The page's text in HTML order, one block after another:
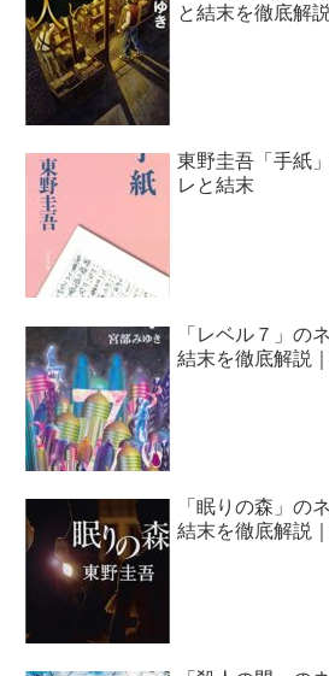
と結末を徹底解
東野圭吾「手紙
レと結末
「レベル７」の
結末を徹底解説
「眠りの森」の
結末を徹底解説